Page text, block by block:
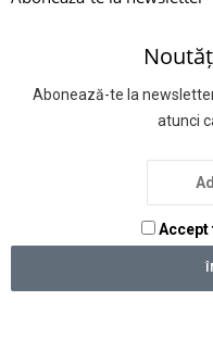
Abonează-te la
atunci
Accept